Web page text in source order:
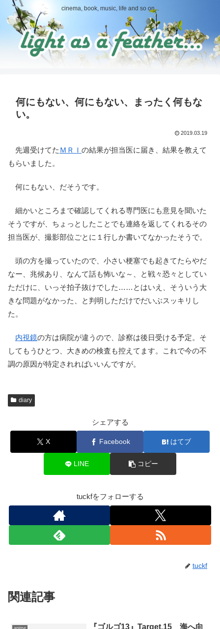
cinema, book, music, life and so on...
何にもない、何にもない、まったく何もな
い。
2019.03.19
先週受けてた ＭＲＩ の結果が担当医に届き、結果を教えて
もらいました。
何にもない、だそうです。
細かいところまで確認してくれる専門医にも意見を聞いた
そうですが、ちょっとしたことでも連絡を返してくれるその
担当医が、撮影部位ごとに１行しか書いてなかったそうで。
頭の方を撮っていたので、小さい梗塞でも起きてたらやだ
なー、兆候あり、なんて話も怖いな～、と戦々恐々としてい
ただけに、いっそ拍子抜けでした……とはいえ、そういう大
きな問題がなかった、と判明しただけでだいぶスッキリし
た。
内視鏡の方は病院が違うので、診察は後日受ける予定。そ
してもうひとつ、大きめの検査も控えてます。これで今の不
調の原因が特定されればいいんですが。
diary
シェアする
X Facebook はてブ
LINE コピー
tuckfをフォローする
tuckf
関連記事
『ゴルゴ13』Target.15 海へ向